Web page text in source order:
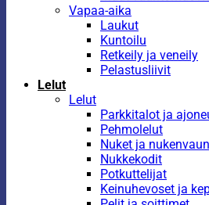
Vapaa-aika
Laukut
Kuntoilu
Retkeily ja veneily
Pelastusliivit
Lelut
Lelut
Parkkitalot ja
Pehmolelut
Nuket ja
Nukkekodit
Potkuttelijat
Keinuhevoset ja